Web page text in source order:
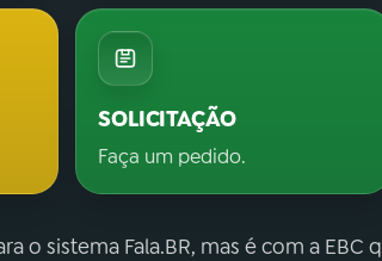
SOLICITAÇÃO
Faça um pedido.
o sistema Fala.BR, mas é com a EBC